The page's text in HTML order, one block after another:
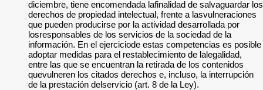
diciembre, tiene encomendada lafinalidad de salvaguardar los
derechos de propiedad intelectual, frente a lasvulneraciones
que pueden producirse por la actividad desarrollada por
losresponsables de los servicios de la sociedad de la
información. En el ejerciciode estas competencias es posible
adoptar medidas para el restablecimiento de lalegalidad,
entre las que se encuentran la retirada de los contenidos
quevulneren los citados derechos e, incluso, la interrupción
de la prestación delservicio (art. 8 de la Ley).